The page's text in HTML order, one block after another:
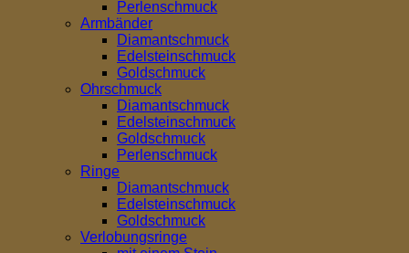
Perlenschmuck
Armbänder
Diamantschmuck
Edelsteinschmuck
Goldschmuck
Ohrschmuck
Diamantschmuck
Edelsteinschmuck
Goldschmuck
Perlenschmuck
Ringe
Diamantschmuck
Edelsteinschmuck
Goldschmuck
Verlobungsringe